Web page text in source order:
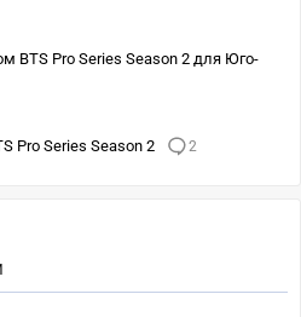
BTS Pro Series Season 2 для Юго-
Pro Series Season 2
2